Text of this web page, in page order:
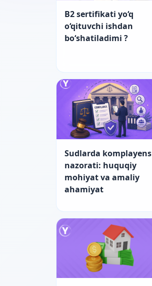
B2 sertifikati yo‘q
o‘qituvchi ishdan
bo‘shatiladimi ?
Sudlarda komplayens
nazorati: huquqiy
mohiyat va amaliy
ahamiyat